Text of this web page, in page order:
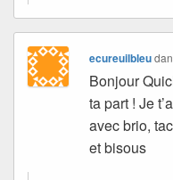
ecureuilbleu
Bonjour
ta part ! Je
avec brio,
et bisous